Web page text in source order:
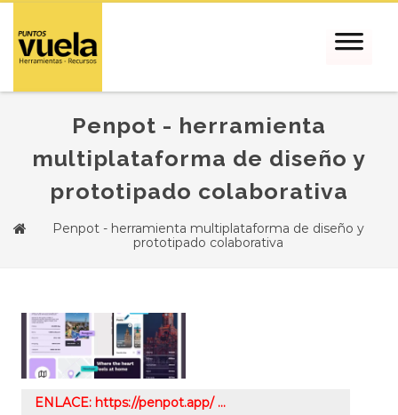
Penpot - herramienta
multiplataforma de diseño y
prototipado colaborativa
Penpot - herramienta multiplataforma de diseño y
prototipado colaborativa
ENLACE: https://penpot.app/ …